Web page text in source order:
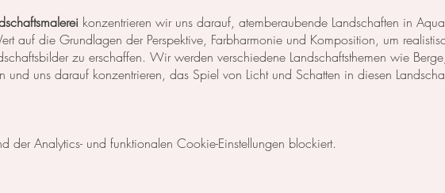
konzentrieren wir uns darauf, atemberaubende Landschaften in
auf die Grundlagen der Perspektive, Farbharmonie und Komposition, um
zu erschaffen. Wir werden verschiedene Landschaftsthemen wie
und uns darauf konzentrieren, das Spiel von Licht und Schatten in diesen
Techniken, um die Details der Blüten und Blätter so realistisch wie möglich
der Analytics- und funktionalen Cookie-Einstellungen blockiert.